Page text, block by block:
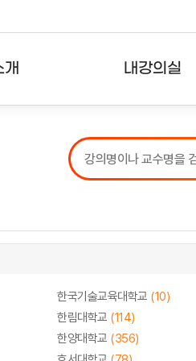
내강의실
강의리스트
수강확인증강의
한국기술교육대학교 (10)
한림대학교 (114)
한양대학교 (356)